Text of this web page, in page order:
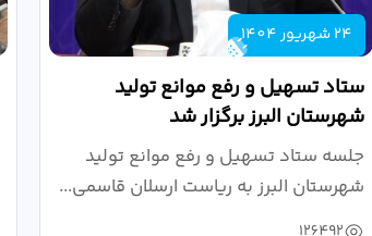
24 شهریور 1404
ستاد تسهیل و رفع موانع تولید
شهرستان البرز برگزار شد
جلسه ستاد تسهیل و رفع موانع تولید
شهرستان البرز به ریاست ارسلان قاسمی...